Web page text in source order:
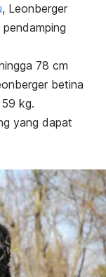
, Leonberger
78 cm
betina
kg.
yang dapat